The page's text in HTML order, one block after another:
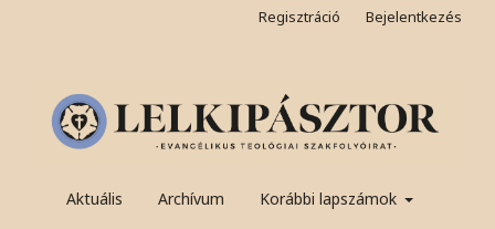
Aktuális Archívum Korábbi lapszámok
Regisztráció Bejelentkezés